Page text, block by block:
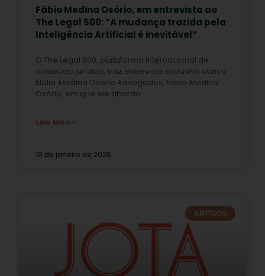
Fábio Medina Osório, em entrevista ao
The Legal 500: “A mudança trazida pela
Inteligência Artificial é inevitável”
O The Legal 500, plataforma internacional de
conteúdo jurídico, traz entrevista exclusiva com o
titular Medina Osório Advogados, Fábio Medina
Osório, em que ele aborda
Leia Mais »
10 de janeiro de 2025
ARTIGOS